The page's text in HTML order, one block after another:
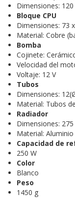
Dimensiones:
Bloque CPU
Dimensiones: 73
Material: Cobre
Bomba
Cojinete:
Velocidad del
Voltaje: 12 V
Tubos
Dimensiones:
Material: Tubos
Radiador
Dimensiones:
Material: Aluminio
Capacidad de
250 W
Color
Blanco
Peso
1450 g